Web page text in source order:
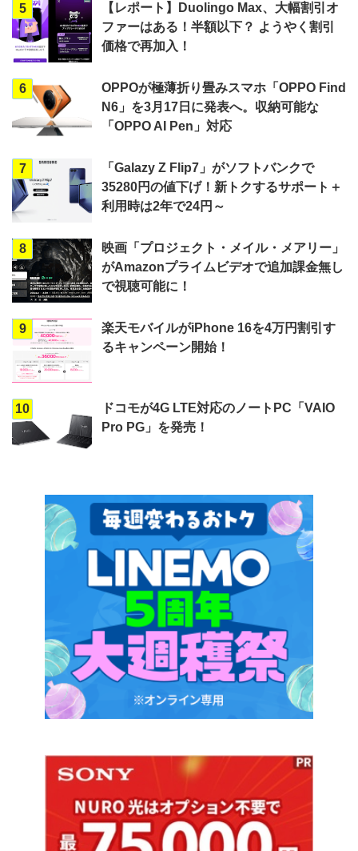
5
【レポート】Duolingo Max、大幅割引オ
ファーはある！半額以下？ ようやく割引
価格で再加入！
6
OPPOが極薄折り畳みスマホ「OPPO Find
N6」を3月17日に発表へ。収納可能な
「OPPO AI Pen」対応
7
「Galazy Z Flip7」がソフトバンクで
35280円の値下げ！新トクするサポート＋
利用時は2年で24円～
8
映画「プロジェクト・メイル・メアリー」
がAmazonプライムビデオで追加課金無し
で視聴可能に！
9
楽天モバイルがiPhone 16を4万円割引す
るキャンペーン開始！
10
ドコモが4G LTE対応のノートPC「VAIO
Pro PG」を発売！